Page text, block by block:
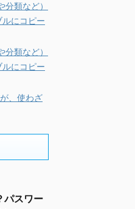
分類など）
にコピー
分類など）
にコピー
、使わざ
パスワー